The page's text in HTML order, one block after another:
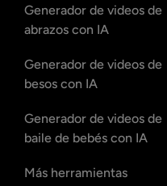
Generador de videos de
abrazos con IA
Generador de videos de
besos con IA
Generador de videos de
baile de bebés con IA
Más herramientas